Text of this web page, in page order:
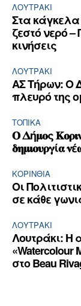
ΛΟΥΤΡΆΚΙ
Στα
ζεστό νερό
κινήσεις
ΛΟΥΤΡΆΚΙ
ΑΣ Τήρων: Ο
πλευρό της
ΤΟΠΙΚΑ
𝚶 𝚫ή𝛍𝛐ς
𝛅𝛈𝛍𝛊𝛐𝛖𝛒𝛄ί𝛂
ΚΟΡΙΝΘΊΑ
Οι
σε κάθε
ΛΟΥΤΡΆΚΙ
Λουτράκι: Η
«Watercolour
στο Beau